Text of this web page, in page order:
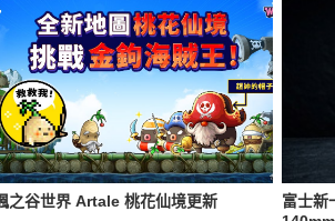
之谷世界 Artale 桃花仙境更新
富士新